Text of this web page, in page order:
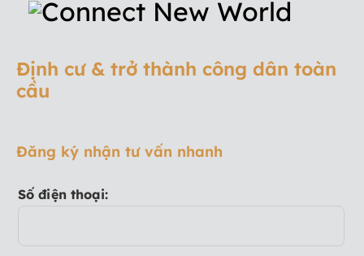
Định cư & trở thành công dân toàn
cầu
Đăng ký nhận tư vấn nhanh
Số điện thoại: